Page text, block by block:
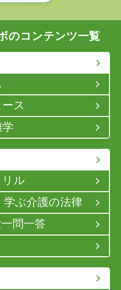
のコンテンツ一覧
ス
ル
ぶ介護の法律
問一答